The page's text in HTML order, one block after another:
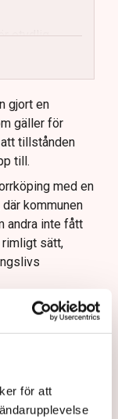
för att
otydlig
för
för
gjort en
gäller för
tillstånden
till.
med en
kommunen
andra inte fått
rimligt sätt,
av det som
allmänheten
till
tid och får